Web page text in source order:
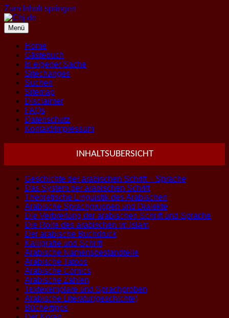
Zum Inhalt springen
Menü
Home
Gästebuch
In eigener Sache
Sitechanges
Suchen
Sitemap
Disclaimer
FAQs
Datenschutz
Kontakt/Impressum
INHALTSUBERSICHT
Geschichte der arabischen Schrift + Sprache
Das System der arabischen Schrift
Theoretische Linguistik des Arabischen
Arabische Sprachgruppen und Dialekte
Die Verbreitung der arabischen Schrift und Sprache
Die Rolle des arabischen im Islam
Der arabische Buchdruck
Kalligrafie und Schrift
Arabische Namensbestandteile
Arabische Tatoos
Arabische Comics
Arabische Zahlen
Textexemplare und Sprachproben
Arabische Literatur(geschichte)
Büchertipps